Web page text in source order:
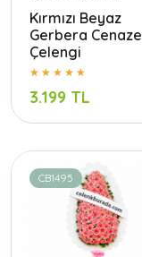
Kırmızı Beyaz
Gerbera Cenaze
Çelengi
3.199 TL
CB1495